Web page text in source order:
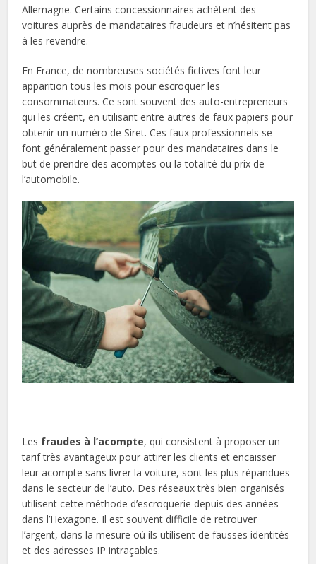
Allemagne. Certains concessionnaires achètent des
voitures auprès de mandataires fraudeurs et n’hésitent pas
à les revendre.
En France, de nombreuses sociétés fictives font leur
apparition tous les mois pour escroquer les
consommateurs. Ce sont souvent des auto-entrepreneurs
qui les créent, en utilisant entre autres de faux papiers pour
obtenir un numéro de Siret. Ces faux professionnels se
font généralement passer pour des mandataires dans le
but de prendre des acomptes ou la totalité du prix de
l’automobile.
Les fraudes à l’acompte, qui consistent à proposer un
tarif très avantageux pour attirer les clients et encaisser
leur acompte sans livrer la voiture, sont les plus répandues
dans le secteur de l’auto. Des réseaux très bien organisés
utilisent cette méthode d’escroquerie depuis des années
dans l’Hexagone. Il est souvent difficile de retrouver
l’argent, dans la mesure où ils utilisent de fausses identités
et des adresses IP intraçables.